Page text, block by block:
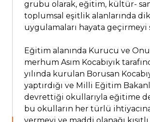
grubu olarak, eğitim, kültür-
toplumsal eşitlik alanlarında
uygulamaları hayata
Eğitim alanında Kurucu ve
merhum Asım Kocabıyık
yılında kurulan Borusan
yaptırdığı ve Milli Eğitim
devrettiği okullarıyla eğitime
bu okulların her türlü